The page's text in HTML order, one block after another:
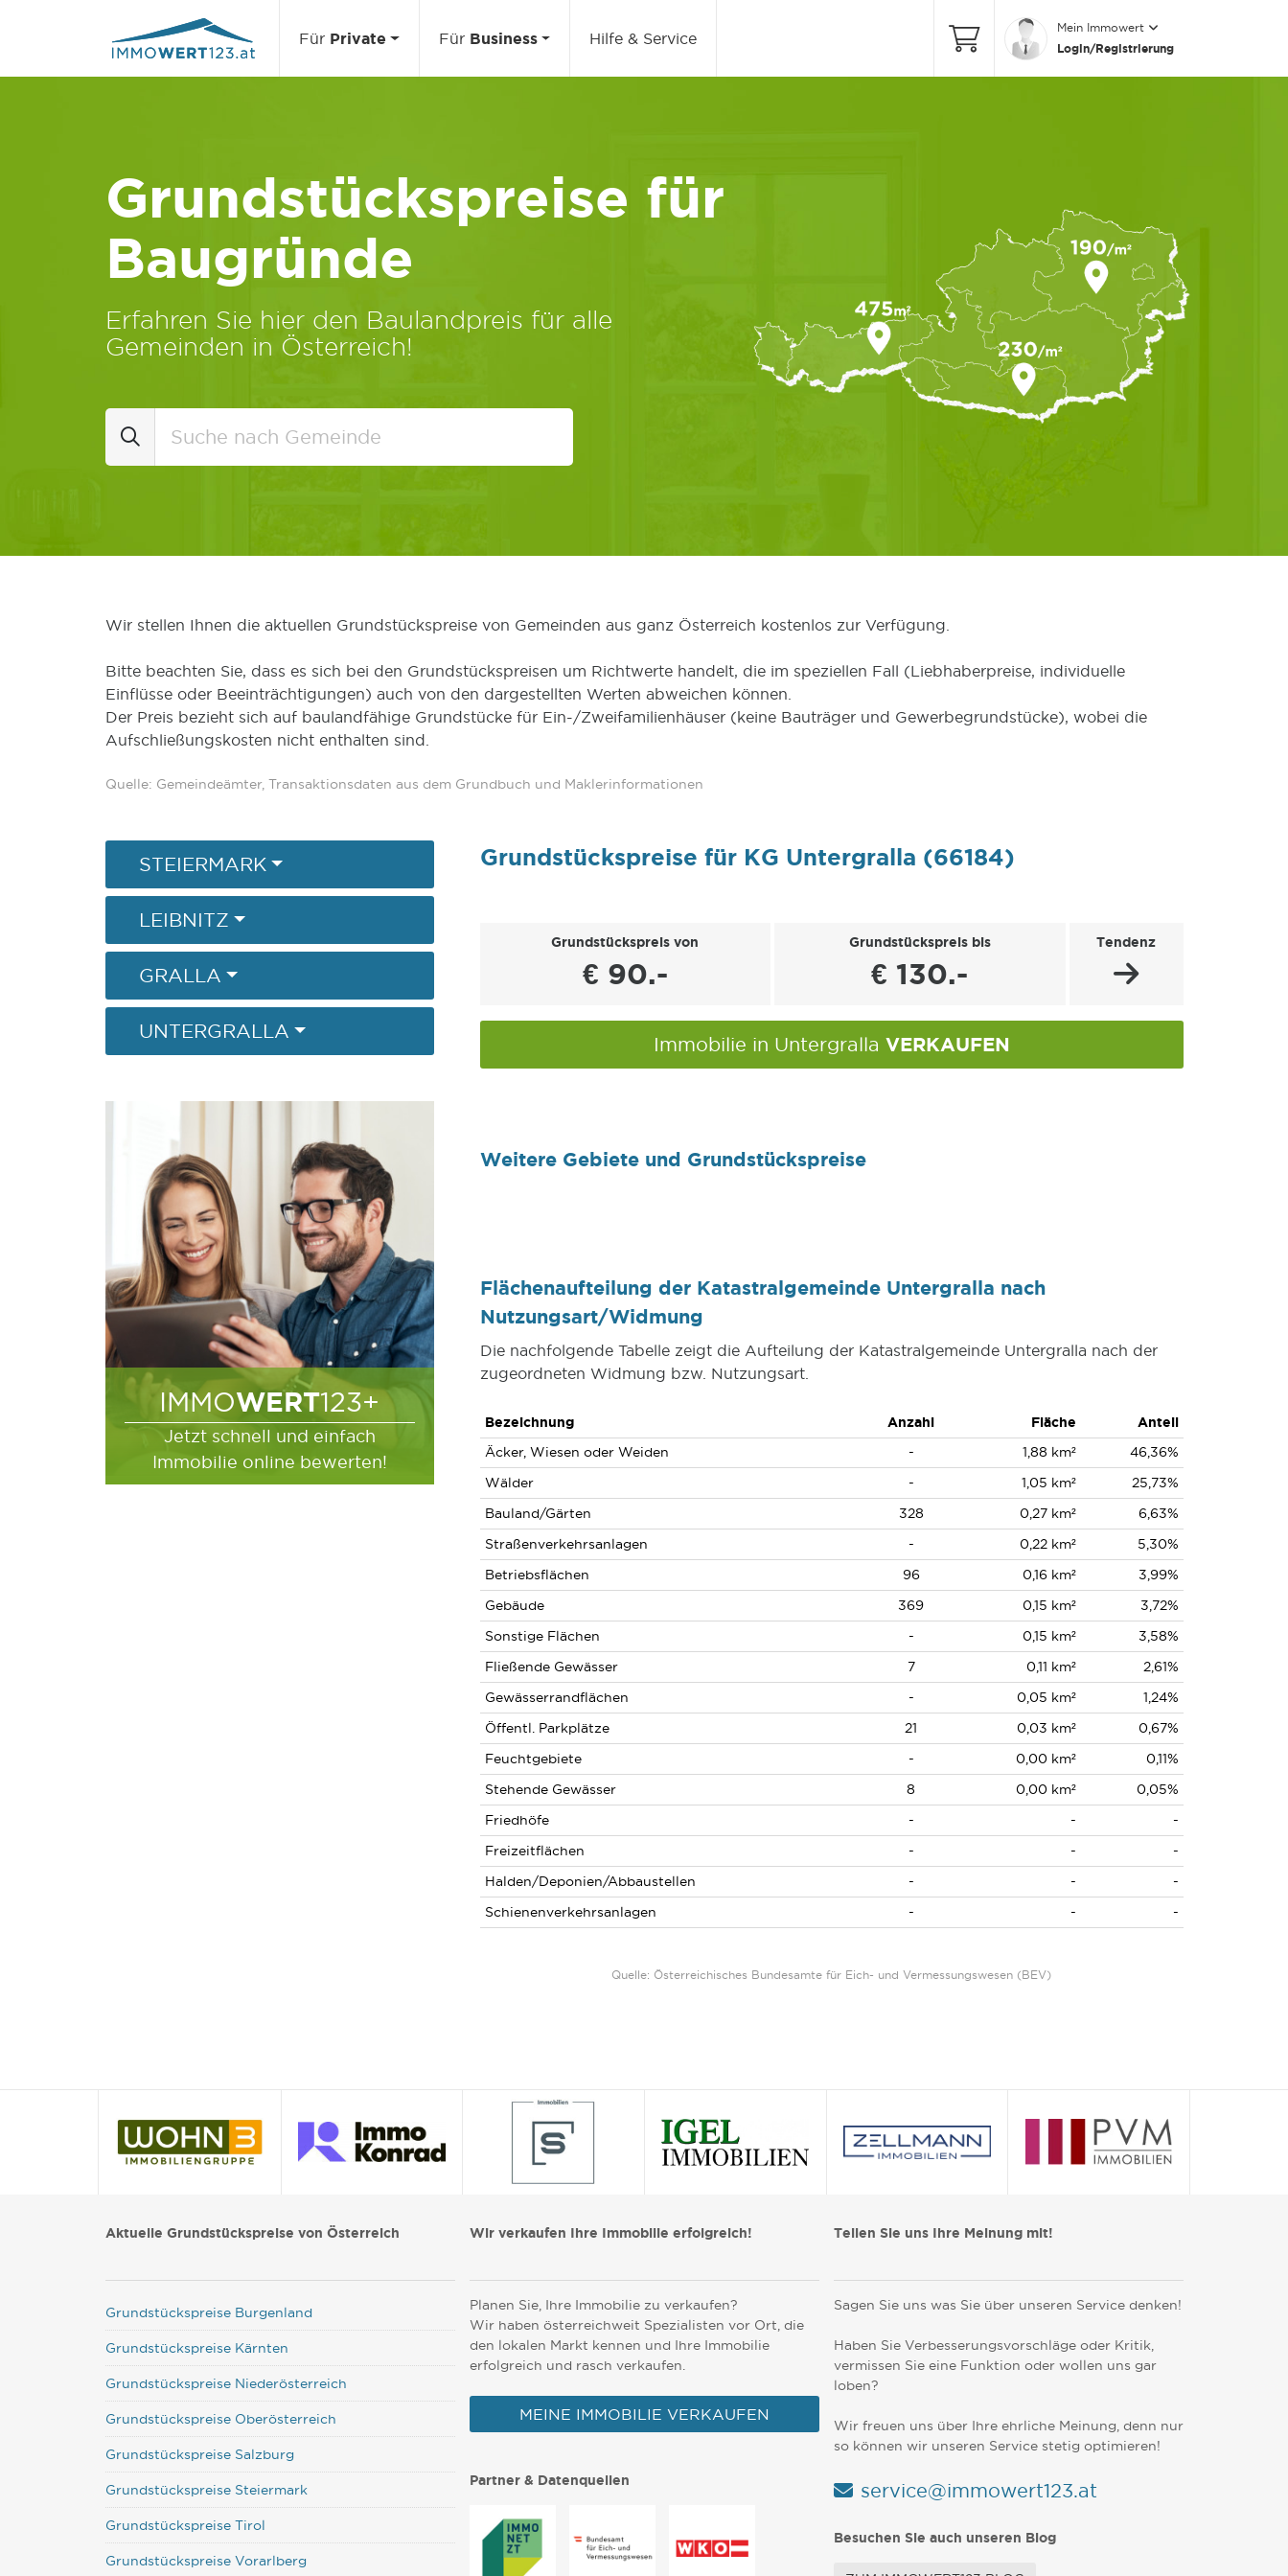
Für Private Für Business Hilfe & Service
Mein Immowert
Login/Registrierung
Grundstückspreise für
Baugründe
Erfahren Sie hier den Baulandpreis für alle
Gemeinden in Österreich!
Wir stellen Ihnen die aktuellen Grundstückspreise von Gemeinden aus ganz Österreich kostenlos zur Verfügung.
Bitte beachten Sie, dass es sich bei den Grundstückspreisen um Richtwerte handelt, die im speziellen Fall (Liebhaberpreise, individuelle
Einflüsse oder Beeinträchtigungen) auch von den dargestellten Werten abweichen können.
Der Preis bezieht sich auf baulandfähige Grundstücke für Ein-/Zweifamilienhäuser (keine Bauträger und Gewerbegrundstücke), wobei die
Aufschließungskosten nicht enthalten sind.
Quelle: Gemeindeämter, Transaktionsdaten aus dem Grundbuch und Maklerinformationen
STEIERMARK
LEIBNITZ
GRALLA
UNTERGRALLA
IMMOWERT123+
Jetzt schnell und einfach
Immobilie online bewerten!
Grundstückspreise für KG Untergralla (66184)
Grundstückspreis von
€ 90.-
Grundstückspreis bis
€ 130.-
Tendenz
Immobilie in Untergralla VERKAUFEN
Weitere Gebiete und Grundstückspreise
Flächenaufteilung der Katastralgemeinde Untergralla nach
Nutzungsart/Widmung
Die nachfolgende Tabelle zeigt die Aufteilung der Katastralgemeinde Untergralla nach der
zugeordneten Widmung bzw. Nutzungsart.
Bezeichnung Anzahl Fläche
Anteil
Äcker, Wiesen oder Weiden
- 1,88 km²
46,36%
Wälder
- 1,05 km²
25,73%
Bauland/Gärten
328 0,27 km²
6,63%
Straßenverkehrsanlagen
- 0,22 km²
5,30%
Betriebsflächen
96 0,16 km²
3,99%
Gebäude
369 0,15 km²
3,72%
Sonstige Flächen
- 0,15 km²
3,58%
Fließende Gewässer
7 0,11 km²
2,61%
Gewässerrandflächen
- 0,05 km²
1,24%
Öffentl. Parkplätze
21 0,03 km²
0,67%
Feuchtgebiete
- 0,00 km²
0,11%
Stehende Gewässer
8 0,00 km²
0,05%
Friedhöfe
- -
-
Freizeitflächen
- -
-
Halden/Deponien/Abbaustellen
- -
-
Schienenverkehrsanlagen
- - -
Quelle: Österreichisches Bundesamte für Eich- und Vermessungswesen (BEV)
Aktuelle Grundstückspreise von Österreich
Grundstückspreise Burgenland
Grundstückspreise Kärnten
Grundstückspreise Niederösterreich
Grundstückspreise Oberösterreich
Grundstückspreise Salzburg
Grundstückspreise Steiermark
Grundstückspreise Tirol
Grundstückspreise Vorarlberg
Wir verkaufen Ihre Immobilie erfolgreich!
Planen Sie, Ihre Immobilie zu verkaufen?
Wir haben österreichweit Spezialisten vor Ort, die
den lokalen Markt kennen und Ihre Immobilie
erfolgreich und rasch verkaufen.
MEINE IMMOBILIE VERKAUFEN
Partner & Datenquellen
Teilen Sie uns Ihre Meinung mit!
Sagen Sie uns was Sie über unseren Service denken!
Haben Sie Verbesserungsvorschläge oder Kritik,
vermissen Sie eine Funktion oder wollen uns gar
loben?
Wir freuen uns über Ihre ehrliche Meinung, denn nur
so können wir unseren Service stetig optimieren!
service@immowert123.at
Besuchen Sie auch unseren Blog